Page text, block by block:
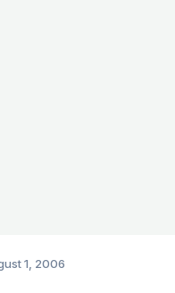
1, 2006